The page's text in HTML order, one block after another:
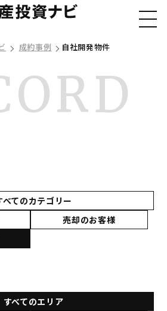
成約事例 自社開発物件
べてのカテゴリー
売却のお客様
すべてのエリア